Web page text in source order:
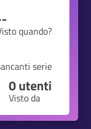
quando?
serie
0utenti
Visto da